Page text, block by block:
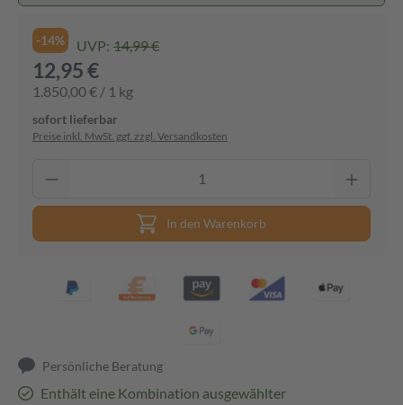
-14% UVP: 14,99 €
12,95 €
1.850,00 € / 1 kg
sofort lieferbar
Preise inkl. MwSt. ggf. zzgl. Versandkosten
In den Warenkorb
Persönliche Beratung
Enthält eine Kombination ausgewählter